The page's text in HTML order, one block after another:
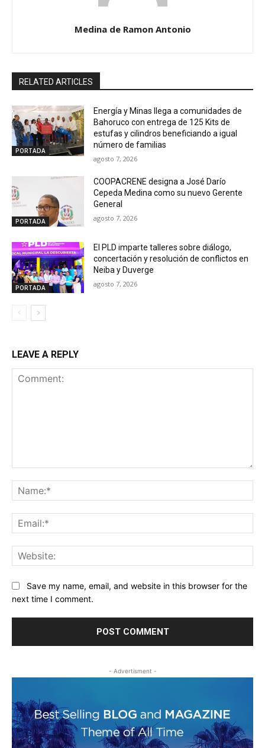
Medina de Ramon Antonio
RELATED ARTICLES
PORTADA
Energía y Minas llega a comunidades de
Bahoruco con entrega de 125 Kits de
estufas y cilindros beneficiando a igual
número de familias
agosto 7, 2026
PORTADA
COOPACRENE designa a José Darío
Cepeda Medina como su nuevo Gerente
General
agosto 7, 2026
PORTADA
El PLD imparte talleres sobre diálogo,
concertación y resolución de conflictos en
Neiba y Duverge
agosto 7, 2026
LEAVE A REPLY
Save my name, email, and website in this browser for the
next time I comment.
- Advertisment -